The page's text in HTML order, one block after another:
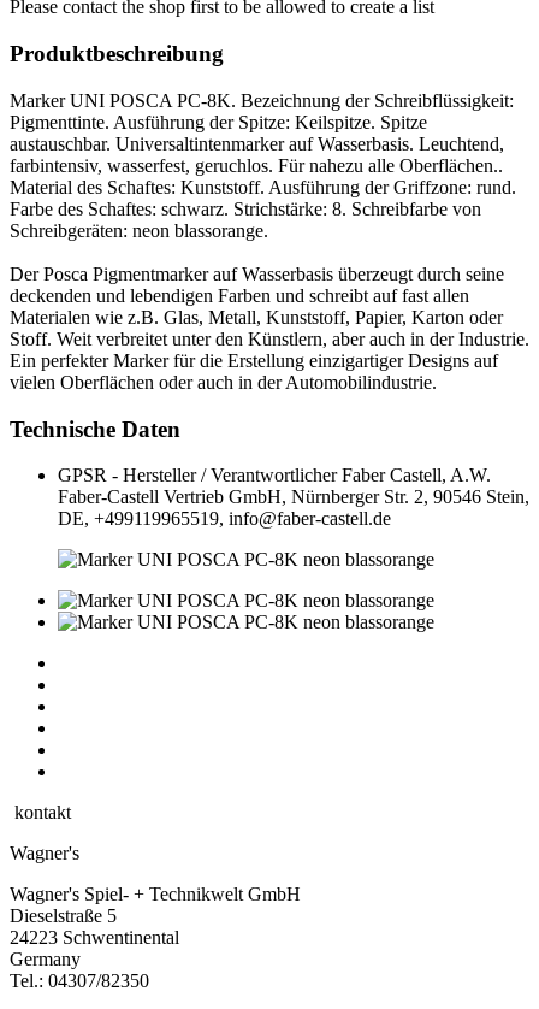
Please contact the shop first to be allowed to create a list
Produktbeschreibung
Marker UNI POSCA PC-8K. Bezeichnung der Schreibflüssigkeit:
Pigmenttinte. Ausführung der Spitze: Keilspitze. Spitze
austauschbar. Universaltintenmarker auf Wasserbasis. Leuchtend,
farbintensiv, wasserfest, geruchlos. Für nahezu alle Oberflächen..
Material des Schaftes: Kunststoff. Ausführung der Griffzone: rund.
Farbe des Schaftes: schwarz. Strichstärke: 8. Schreibfarbe von
Schreibgeräten: neon blassorange.
Der Posca Pigmentmarker auf Wasserbasis überzeugt durch seine
deckenden und lebendigen Farben und schreibt auf fast allen
Materialen wie z.B. Glas, Metall, Kunststoff, Papier, Karton oder
Stoff. Weit verbreitet unter den Künstlern, aber auch in der Industrie.
Ein perfekter Marker für die Erstellung einzigartiger Designs auf
vielen Oberflächen oder auch in der Automobilindustrie.
Technische Daten
GPSR - Hersteller / Verantwortlicher Faber Castell, A.W.
Faber-Castell Vertrieb GmbH, Nürnberger Str. 2, 90546 Stein,
DE, +499119965519, info@faber-castell.de
kontakt
Wagner's
Wagner's Spiel- + Technikwelt GmbH
Dieselstraße 5
24223 Schwentinental
Germany
Tel.: 04307/82350